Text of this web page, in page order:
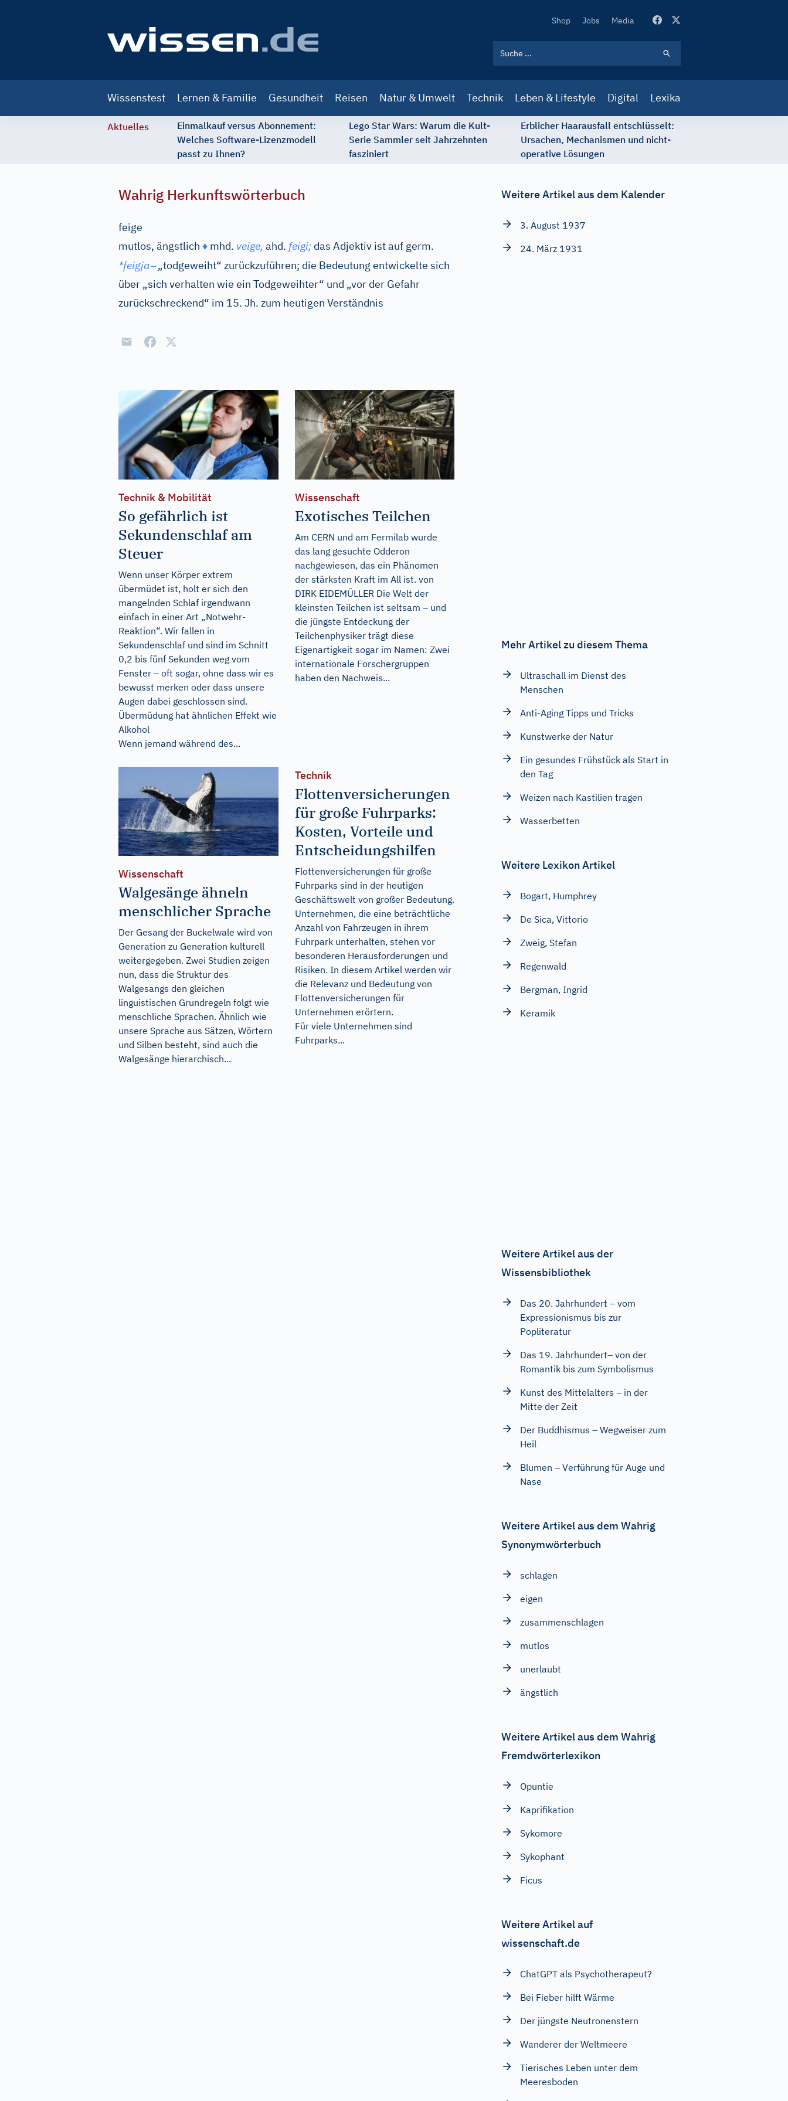
Secondary
Shop Jobs Media
navigation
Wissenstest Lernen & Familie Gesundheit Reisen Natur & Umwelt Technik Leben & Lifestyle Digital Lexika
Aktuelles
Einmalkauf versus Abonnement:
Welches Software-Lizenzmodell
passt zu Ihnen?
Lego Star Wars: Warum die Kult-
Serie Sammler seit Jahrzehnten
fasziniert
Erblicher Haarausfall entschlüsselt:
Ursachen, Mechanismen und nicht-
operative Lösungen
Wahrig Herkunftswörterbuch
feige
mutlos, ängstlich ♦ mhd. veige, ahd. feigi; das Adjektiv ist auf germ.
*feigja–„todgeweiht“ zurückzuführen; die Bedeutung entwickelte sich
über „sich verhalten wie ein Todgeweihter“ und „vor der Gefahr
zurückschreckend“ im 15. Jh. zum heutigen Verständnis
Technik & Mobilität
So gefährlich ist
Sekundenschlaf am
Steuer
Wenn unser Körper extrem
übermüdet ist, holt er sich den
mangelnden Schlaf irgendwann
einfach in einer Art „Notwehr-
Reaktion“. Wir fallen in
Sekundenschlaf und sind im Schnitt
0,2 bis fünf Sekunden weg vom
Fenster – oft sogar, ohne dass wir es
bewusst merken oder dass unsere
Augen dabei geschlossen sind.
Übermüdung hat ähnlichen Effekt wie
Alkohol
Wenn jemand während des...
Wissenschaft
Exotisches Teilchen
Am CERN und am Fermilab wurde
das lang gesuchte Odderon
nachgewiesen, das ein Phänomen
der stärksten Kraft im All ist. von
DIRK EIDEMÜLLER Die Welt der
kleinsten Teilchen ist seltsam – und
die jüngste Entdeckung der
Teilchenphysiker trägt diese
Eigenartigkeit sogar im Namen: Zwei
internationale Forschergruppen
haben den Nachweis...
Wissenschaft
Walgesänge ähneln
menschlicher Sprache
Der Gesang der Buckelwale wird von
Generation zu Generation kulturell
weitergegeben. Zwei Studien zeigen
nun, dass die Struktur des
Walgesangs den gleichen
linguistischen Grundregeln folgt wie
menschliche Sprachen. Ähnlich wie
unsere Sprache aus Sätzen, Wörtern
und Silben besteht, sind auch die
Walgesänge hierarchisch...
Technik
Flottenversicherungen
für große Fuhrparks:
Kosten, Vorteile und
Entscheidungshilfen
Flottenversicherungen für große
Fuhrparks sind in der heutigen
Geschäftswelt von großer Bedeutung.
Unternehmen, die eine beträchtliche
Anzahl von Fahrzeugen in ihrem
Fuhrpark unterhalten, stehen vor
besonderen Herausforderungen und
Risiken. In diesem Artikel werden wir
die Relevanz und Bedeutung von
Flottenversicherungen für
Unternehmen erörtern.
Für viele Unternehmen sind
Fuhrparks...
Weitere Artikel aus dem Kalender
3. August 1937
24. März 1931
Mehr Artikel zu diesem Thema
Ultraschall im Dienst des
Menschen
Anti-Aging Tipps und Tricks
Kunstwerke der Natur
Ein gesundes Frühstück als Start in
den Tag
Weizen nach Kastilien tragen
Wasserbetten
Weitere Lexikon Artikel
Bogart, Humphrey
De Sica, Vittorio
Zweig, Stefan
Regenwald
Bergman, Ingrid
Keramik
Weitere Artikel aus der
Wissensbibliothek
Das 20. Jahrhundert – vom
Expressionismus bis zur
Popliteratur
Das 19. Jahrhundert– von der
Romantik bis zum Symbolismus
Kunst des Mittelalters – in der
Mitte der Zeit
Der Buddhismus – Wegweiser zum
Heil
Blumen – Verführung für Auge und
Nase
Weitere Artikel aus dem Wahrig
Synonymwörterbuch
schlagen
eigen
zusammenschlagen
mutlos
unerlaubt
ängstlich
Weitere Artikel aus dem Wahrig
Fremdwörterlexikon
Opuntie
Kaprifikation
Sykomore
Sykophant
Ficus
Weitere Artikel auf
wissenschaft.de
ChatGPT als Psychotherapeut?
Bei Fieber hilft Wärme
Der jüngste Neutronenstern
Wanderer der Weltmeere
Tierisches Leben unter dem
Meeresboden